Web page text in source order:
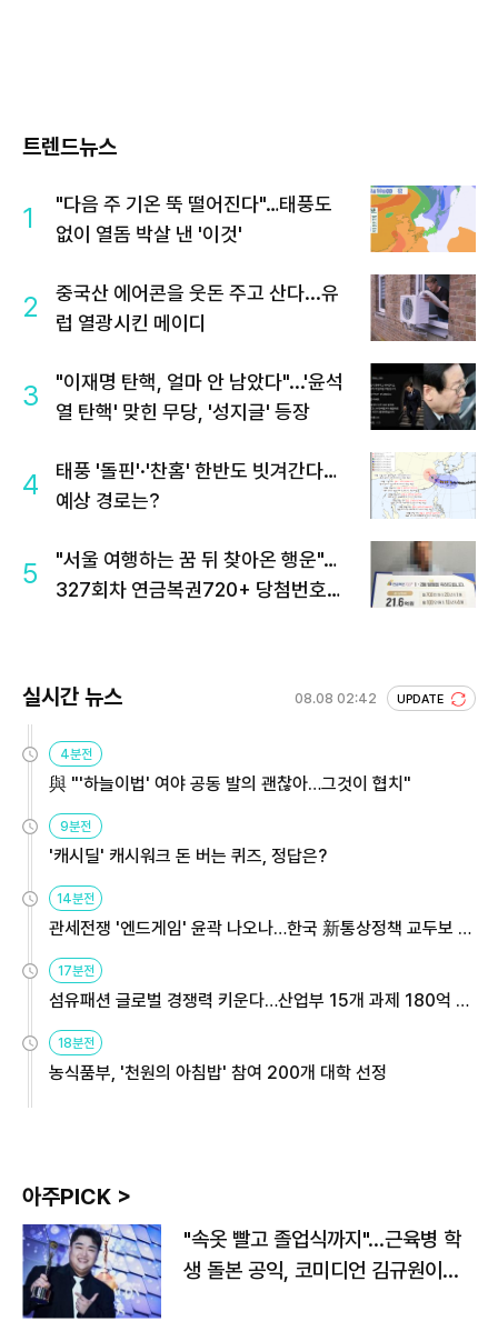
트렌드뉴스
1
"다음 주 기온 뚝 떨어진다"…태풍도
없이 열돔 박살 낸 '이것'
2
중국산 에어콘을 웃돈 주고 산다...유
럽 열광시킨 메이디
3
"이재명 탄핵, 얼마 안 남았다"...'윤석
열 탄핵' 맞힌 무당, '성지글' 등장
4
태풍 '돌핀'·'찬홈' 한반도 빗겨간다…
예상 경로는?
5
"서울 여행하는 꿈 뒤 찾아온 행운"…
327회차 연금복권720+ 당첨번호조
실시간 뉴스 08.08 02:42 UPDATE
4분전
與 "'하늘이법' 여야 공동 발의 괜찮아…그것이 협치"
9분전
'캐시딜' 캐시워크 돈 버는 퀴즈, 정답은?
14분전
관세전쟁 '엔드게임' 윤곽 나오나…한국 新통상정책 교두보 활
용해야
17분전
섬유패션 글로벌 경쟁력 키운다…산업부 15개 과제 180억 지
원
18분전
농식품부, '천원의 아침밥' 참여 200개 대학 선정
아주PICK >
"속옷 빨고 졸업식까지"…근육병 학
생 돌본 공익, 코미디언 김규원이었